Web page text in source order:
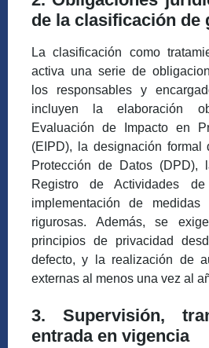
de la clasificación de
La clasificación como
activa una serie de
los responsables y
incluyen la elaboración
Evaluación de Impacto en
(EIPD), la designación
Protección de Datos (DPD),
Registro de Actividades
implementación de
rigurosas. Además, se
principios de privacidad
defecto, y la realización de
externas al menos una vez al
3. Supervisión,
entrada en vigencia